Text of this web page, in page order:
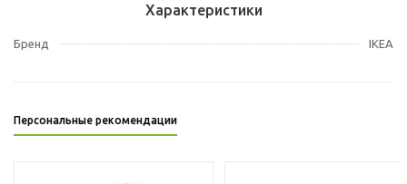
Характеристики
Бренд IKEA
Персональные рекомендации